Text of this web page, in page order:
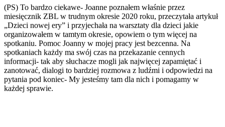
(PS) To bardzo ciekawe- Joanne poznałem właśnie przez
miesięcznik ZBL w trudnym okresie 2020 roku, przeczytała artykuł
„Dzieci nowej ery” i przyjechała na warsztaty dla dzieci jakie
organizowałem w tamtym okresie, opowiem o tym więcej na
spotkaniu. Pomoc Joanny w mojej pracy jest bezcenna. Na
spotkaniach każdy ma swój czas na przekazanie cennych
informacji- tak aby słuchacze mogli jak najwięcej zapamiętać i
zanotować, dialogi to bardziej rozmowa z ludźmi i odpowiedzi na
pytania pod koniec- My jesteśmy tam dla nich i pomagamy w
każdej sprawie.